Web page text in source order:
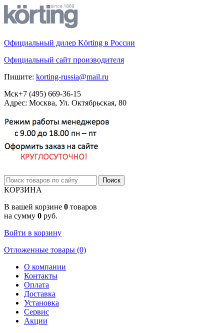
Официальный дилер Körting в России
Официальный сайт производителя
Пишите: korting-russia@mail.ru
Мск+7 (495) 669-36-15
Адрес: Москва, Ул. Октябрьская, 80
КОРЗИНА
В вашей корзине 0 товаров
на сумму 0 руб.
Войти в корзину
Отложенные товары (0)
О компании
Контакты
Оплата
Доставка
Установка
Сервис
Акции